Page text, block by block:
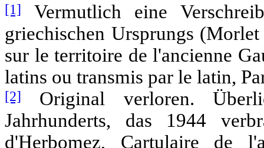
[1]
Vermutlich eine
griechischen Ursprungs
sur le territoire de l'ancienne
latins ou transmis par le latin,
[2]
Original verloren.
Jahrhunderts, das 1944
d'Herbomez, Cartulaire de